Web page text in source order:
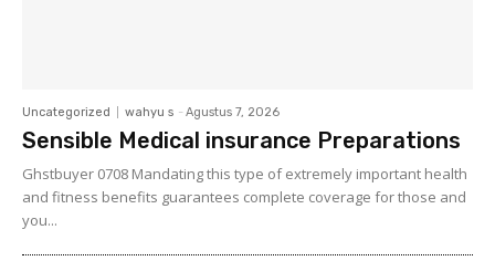
Uncategorized wahyu s - Agustus 7, 2026
Sensible Medical insurance Preparations
Ghstbuyer 0708 Mandating this type of extremely important health
and fitness benefits guarantees complete coverage for those and
you...